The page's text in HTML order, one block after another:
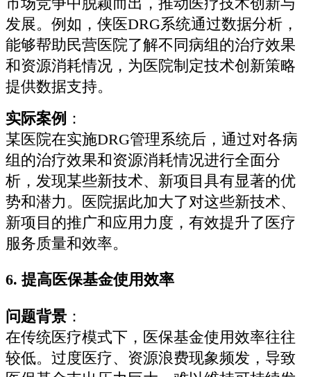
发展。例如，侠医DRG系统通过数据分析，
能够帮助民营医院了解不同病组的治疗效果
和资源消耗情况，为医院制定技术创新策略
提供数据支持。
实际案例 ：
某医院在实施DRG管理系统后，通过对各病
组的治疗效果和资源消耗情况进行全面分
析，发现某些新技术、新项目具有显著的优
势和潜力。医院据此加大了对这些新技术、
新项目的推广和应用力度，有效提升了医疗
服务质量和效率。
6. 提高医保基金使用效率
问题背景 ：
在传统医疗模式下，医保基金使用效率往往
较低。过度医疗、资源浪费现象频发，导致